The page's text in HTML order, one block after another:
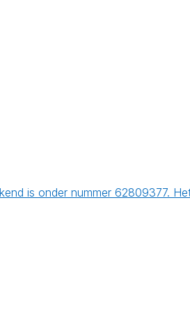
is onder nummer 62809377.